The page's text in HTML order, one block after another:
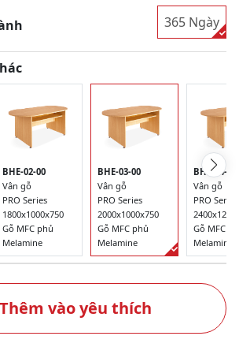
365 Ngày
BHE-02-00
Vân gỗ
PRO Series
1800x1000x750
Gỗ MFC phủ
Melamine
BHE-03-00
Vân gỗ
PRO Series
2000x1000x750
Gỗ MFC phủ
Melamine
BHE-04-00
Vân gỗ
PRO Series
Gỗ MFC
Melamine
Thêm vào yêu thích